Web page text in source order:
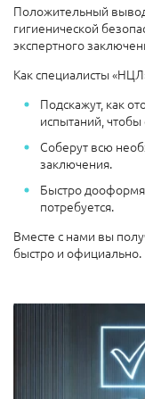
Положительный вывод
гигиенической
экспертного
Как специалисты
Подскажут, как
испытаний,
Соберут всю
заключения.
Быстро
потребуется.
Вместе с нами вы
быстро и официально.